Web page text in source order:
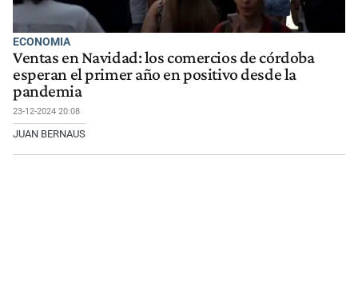
ECONOMIA
Ventas en Navidad: los comercios de córdoba
esperan el primer año en positivo desde la
pandemia
23-12-2024 20:08
JUAN BERNAUS